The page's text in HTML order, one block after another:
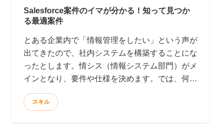
Salesforce案件のイマが分かる！知って見つか
る最適案件
とある企業内で「情報管理をしたい」という声が
出てきたので、社内システムを構築することにな
ったとします。情シス（情報システム部門）がメ
インとなり、要件や仕様を決めます。では、何を
使って開発するか・・・？となると、ここからが
問題です。 開発好きの情シス部門は、Rubyや
スキル